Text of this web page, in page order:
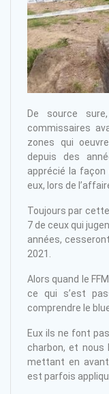
De source
commissaires
zones qui
depuis des
apprécié la façon
eux, lors de
Toujours par
7 de ceux qui
années,
2021.
Alors quand le
ce qui s’est
comprendre le
Eux ils ne font
charbon, et nous
mettant en
est parfois